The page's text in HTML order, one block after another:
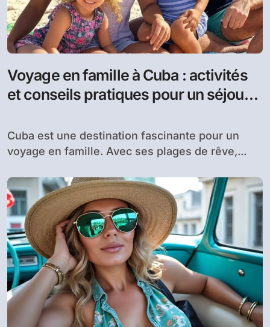
Voyage en famille à Cuba : activités
et conseils pratiques pour un séjour
Cuba est une destination fascinante pour un
voyage en famille. Avec ses plages de rêve,...